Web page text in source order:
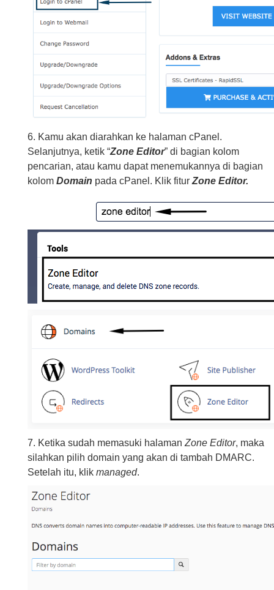
6. Kamu akan diarahkan ke halaman cPanel.
Selanjutnya, ketik “Zone Editor” di bagian kolom
pencarian, atau kamu dapat menemukannya di bagian
kolom Domain pada cPanel. Klik fitur Zone Editor.
7. Ketika sudah memasuki halaman Zone Editor, maka
silahkan pilih domain yang akan di tambah DMARC.
Setelah itu, klik managed.